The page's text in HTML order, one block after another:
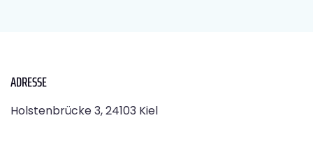
ADRESSE
Holstenbrücke 3, 24103 Kiel